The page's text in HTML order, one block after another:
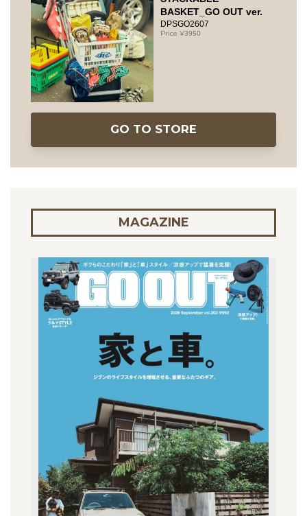
BASKET_GO OUT ver.
DPSGO2607
3950
GO TO STORE
MAGAZINE